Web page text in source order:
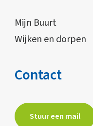
Mijn Buurt
Wijken en dorpen
Contact
Stuur een mail